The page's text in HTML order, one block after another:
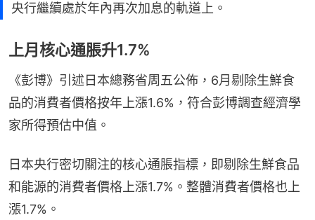
央行繼續處於年內再次加息的軌道上。
上月核心通脹升1.7%
《彭博》引述日本總務省周五公佈，6月剔除生鮮食
品的消費者價格按年上漲1.6%，符合彭博調查經濟學
家所得預估中值。
日本央行密切關注的核心通脹指標，即剔除生鮮食品
和能源的消費者價格上漲1.7%。整體消費者價格也上
漲1.7%。